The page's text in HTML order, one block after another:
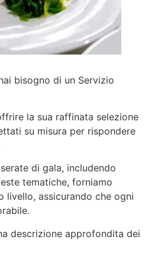
bisogno di un Servizio
la sua raffinata selezione
su misura per rispondere
di gala, includendo
tematiche, forniamo
assicurando che ogni
descrizione approfondita dei